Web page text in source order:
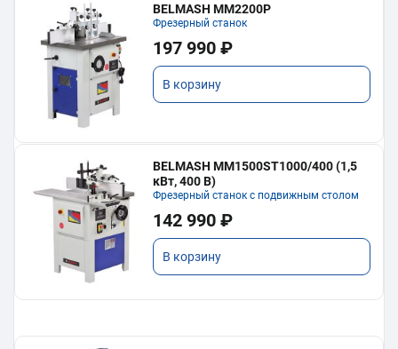
BELMASH MM2200P
Фрезерный станок
197 990 ₽
В корзину
BELMASH MM1500ST1000/400 (1,5
кВт, 400 В)
Фрезерный станок с подвижным столом
142 990 ₽
В корзину